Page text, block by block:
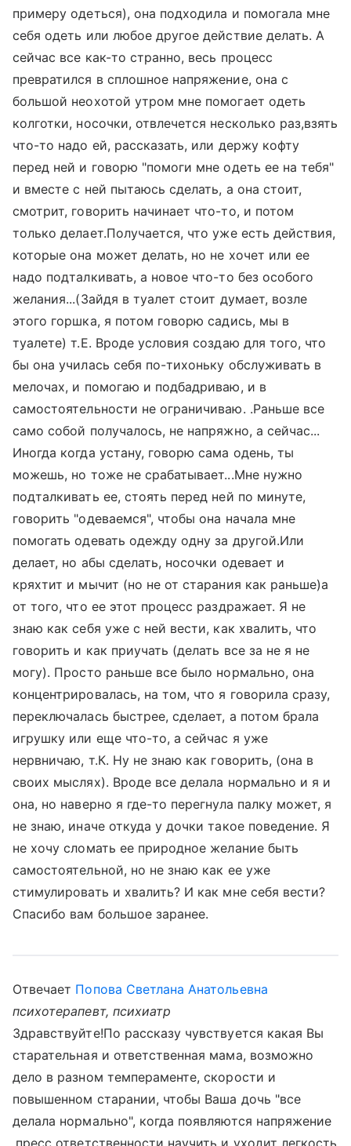
примеру одеться), она подходила и помогала мне
себя одеть или любое другое действие делать. А
сейчас все как-то странно, весь процесс
превратился в сплошное напряжение, она с
большой неохотой утром мне помогает одеть
колготки, носочки, отвлечется несколько раз,взять
что-то надо ей, рассказать, или держу кофту
перед ней и говорю "помоги мне одеть ее на тебя"
и вместе с ней пытаюсь сделать, а она стоит,
смотрит, говорить начинает что-то, и потом
только делает.Получается, что уже есть действия,
которые она может делать, но не хочет или ее
надо подталкивать, а новое что-то без особого
желания...(Зайдя в туалет стоит думает, возле
этого горшка, я потом говорю садись, мы в
туалете) т.Е. Вроде условия создаю для того, что
бы она училась себя по-тихоньку обслуживать в
мелочах, и помогаю и подбадриваю, и в
самостоятельности не ограничиваю. .Раньше все
само собой получалось, не напряжно, а сейчас...
Иногда когда устану, говорю сама одень, ты
можешь, но тоже не срабатывает...Мне нужно
подталкивать ее, стоять перед ней по минуте,
говорить "одеваемся", чтобы она начала мне
помогать одевать одежду одну за другой.Или
делает, но абы сделать, носочки одевает и
кряхтит и мычит (но не от старания как раньше)а
от того, что ее этот процесс раздражает. Я не
знаю как себя уже с ней вести, как хвалить, что
говорить и как приучать (делать все за не я не
могу). Просто раньше все было нормально, она
концентрировалась, на том, что я говорила сразу,
переключалась быстрее, сделает, а потом брала
игрушку или еще что-то, а сейчас я уже
нервничаю, т.К. Ну не знаю как говорить, (она в
своих мыслях). Вроде все делала нормально и я и
она, но наверно я где-то перегнула палку может, я
не знаю, иначе откуда у дочки такое поведение. Я
не хочу сломать ее природное желание быть
самостоятельной, но не знаю как ее уже
стимулировать и хвалить? И как мне себя вести?
Спасибо вам большое заранее.
Отвечает Попова Светлана Анатольевна
психотерапевт, психиатр
Здравствуйте!По рассказу чувствуется какая Вы
старательная и ответственная мама, возможно
дело в разном темпераменте, скорости и
повышенном старании, чтобы Ваша дочь "все
делала нормально", когда появляются напряжение
,пресс ответственности научить и уходит легкость